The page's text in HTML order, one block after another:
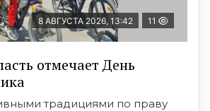
8 АВГУСТА 2026, 13:42 11
отмечает День
традициями по праву